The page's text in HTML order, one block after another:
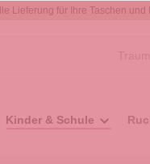
Lieferung für Ihre Taschen und
Kinder & Schule